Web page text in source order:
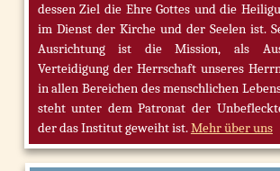
dessen Ziel die Ehre Gottes und die
im Dienst der Kirche und der Seelen ist.
Ausrichtung ist die Mission, als
Verteidigung der Herrschaft unseres
in allen Bereichen des menschlichen
steht unter dem Patronat der
der das Institut geweiht ist.Mehr über uns